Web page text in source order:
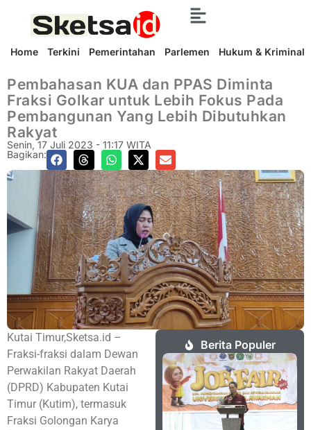
Home Terkini Pemerintahan Parlemen Hukum & Kriminal
Pembahasan KUA dan PPAS Diminta
Fraksi Golkar untuk Lebih Fokus Pada
Pembangunan Yang Lebih Dibutuhkan
Rakyat
Senin, 17 Juli 2023 - 11:17 WITA
Bagikan:
Kutai Timur,Sketsa.id –
Fraksi-fraksi dalam Dewan
Perwakilan Rakyat Daerah
(DPRD) Kabupaten Kutai
Timur (Kutim), termasuk
Fraksi Golongan Karya
Berita Populer